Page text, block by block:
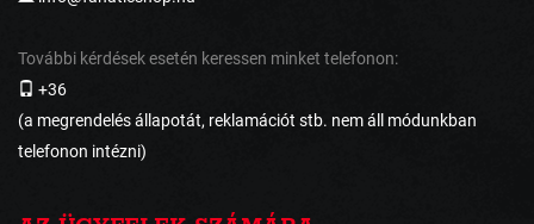
További kérdések esetén keressen minket telefonon:
+36
(a megrendelés állapotát, reklamációt stb. nem áll módunkban
telefonon intézni)